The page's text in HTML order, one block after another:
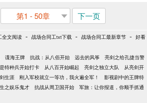
第1 - 50章 下一页
全文阅读 - 战场合同工txt下载 - 战场合同工最新章节 - 好看
谍海王牌 抗战：从八佰开始 远去的风筝
亮剑之给孔捷当警
特种兵开始打卡 从八百开始崛起 亮剑之独立大队
从亮剑开
生涯 刚入军校就立一等功，我火遍全军！
影视剧中的王牌特
之娱乐鬼才 抗战从周卫国开始
军旅：让你报道，你顺手抓通